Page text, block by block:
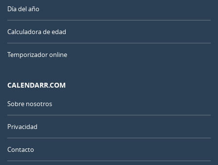
Día del año
Calculadora de edad
Temporizador online
CALENDARR.COM
Sobre nosotros
Privacidad
Contacto